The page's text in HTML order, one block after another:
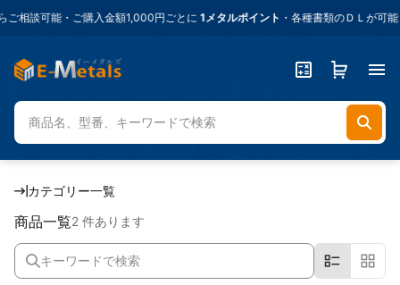
相談可能・ご購入金額1,000円ごとに1メタルポイント ・各種書類のＤＬが可能
カテゴリー一覧
商品一覧2 件あります